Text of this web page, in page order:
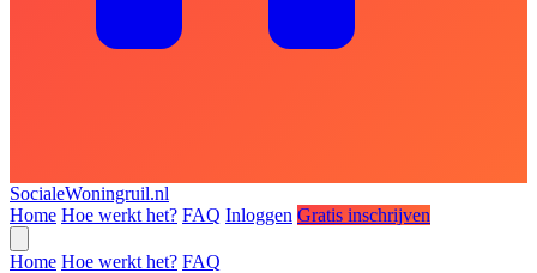
SocialeWoningruil.nl
Home Hoe werkt het? FAQ Inloggen Gratis inschrijven
Home Hoe werkt het? FAQ